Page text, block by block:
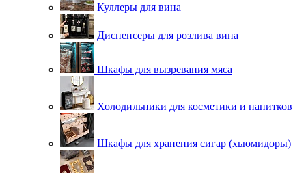
Куллеры для вина
Диспенсеры для розлива вина
Шкафы для вызревания мяса
Холодильники для косметики и напитков
Шкафы для хранения сигар (хьюмидоры)